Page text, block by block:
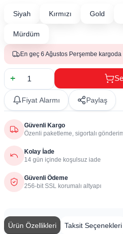
Siyah Kırmızı Gold
Mürdüm
En geç 6 Ağustos Perşembe kargoda
Fiyat Alarmı Paylaş
Güvenli Kargo
Özenli paketleme, sigortalı
Kolay İade
14 gün içinde koşulsuz iade
Güvenli Ödeme
256-bit SSL korumalı altyapı
Ürün Özellikleri Taksit Seçenekleri